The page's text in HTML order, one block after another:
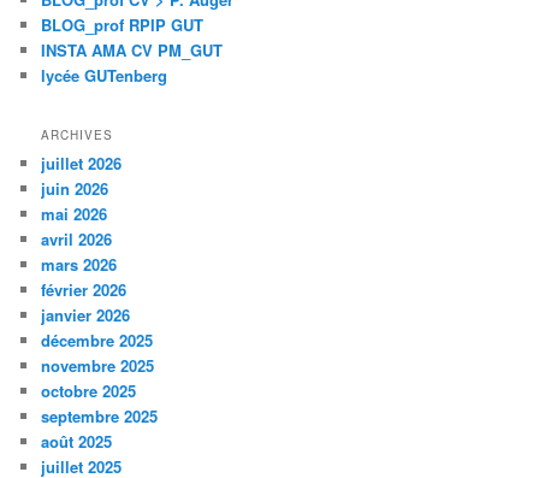
BLOG_prof RPIP GUT
INSTA AMA CV PM_GUT
lycée GUTenberg
ARCHIVES
juillet 2026
juin 2026
mai 2026
avril 2026
mars 2026
février 2026
janvier 2026
décembre 2025
novembre 2025
octobre 2025
septembre 2025
août 2025
juillet 2025